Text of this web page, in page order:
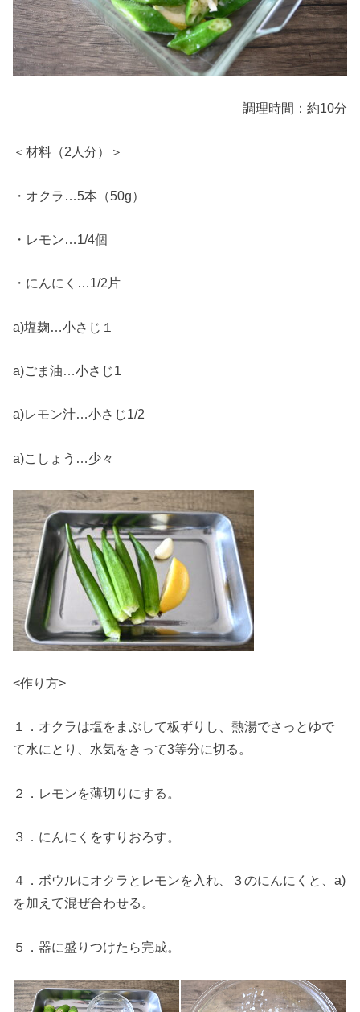
調理時間：約10分
＜材料（2人分）＞
・オクラ…5本（50g）
・レモン…1/4個
・にんにく…1/2片
a)塩麹…小さじ１
a)ごま油…小さじ1
a)レモン汁…小さじ1/2
a)こしょう…少々
<作り方>
１．オクラは塩をまぶして板ずりし、熱湯でさっとゆで
て水にとり、水気をきって3等分に切る。
２．レモンを薄切りにする。
３．にんにくをすりおろす。
４．ボウルにオクラとレモンを入れ、３のにんにくと、a)
を加えて混ぜ合わせる。
５．器に盛りつけたら完成。